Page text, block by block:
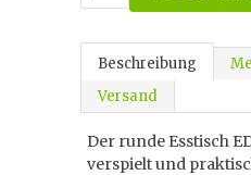
Beschreibung
Versand
Der runde Esstisch
verspielt und